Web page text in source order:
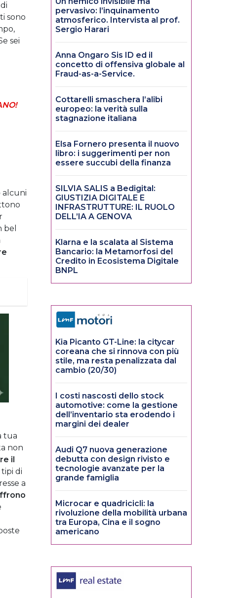
sono
sei
alcuni
bel
tua
non
il
di
a
pervasivo: l’inquinamento
atmosferico. Intervista al prof.
Sergio Harari
Anna Ongaro Sis ID ed il
concetto di offensiva globale al
Fraud-as-a-Service.
Cottarelli smaschera l’alibi
europeo: la verità sulla
stagnazione italiana
Elsa Fornero presenta il nuovo
libro: i suggerimenti per non
essere succubi della finanza
SILVIA SALIS a Bedigital:
GIUSTIZIA DIGITALE E
INFRASTRUTTURE: IL RUOLO
DELL’IA A GENOVA
Klarna e la scalata al Sistema
Bancario: la Metamorfosi del
Credito in Ecosistema Digitale
BNPL
Kia Picanto GT-Line: la citycar
coreana che si rinnova con più
stile, ma resta penalizzata dal
cambio (20/30)
I costi nascosti dello stock
automotive: come la gestione
dell’inventario sta erodendo i
margini dei dealer
Audi Q7 nuova generazione
debutta con design rivisto e
tecnologie avanzate per la
grande famiglia
Microcar e quadricicli: la
rivoluzione della mobilità urbana
tra Europa, Cina e il sogno
americano